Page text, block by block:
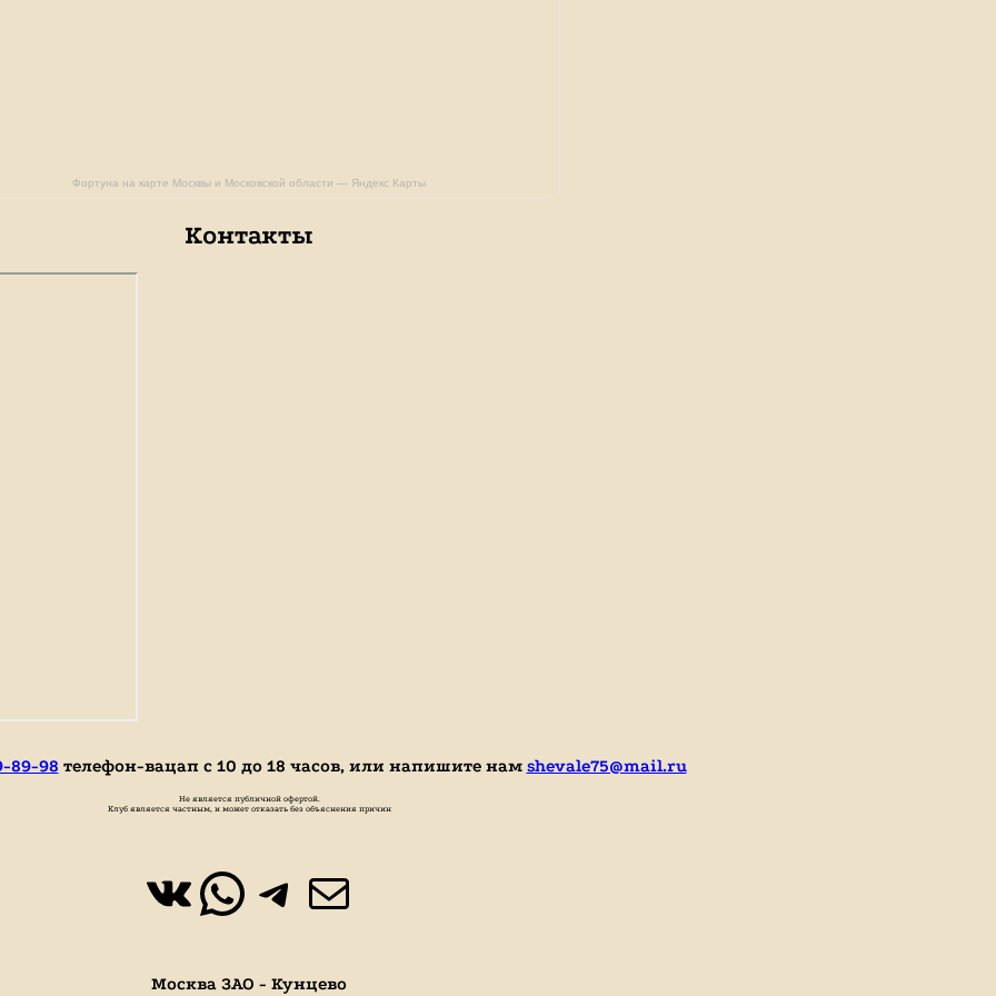
Фортуна на карте Москвы и Московской области — Яндекс Карты
Контакты
89-98 телефон-вацап с 10 до 18 часов, или напишите нам shevale75@mail.ru
Не является публичной офертой.
Клуб является частным, и может отказать без объяснения причин
ВКонтакте
WhatsApp
https://t.me/kkfortuna
Почта
Москва ЗАО - Кунцево